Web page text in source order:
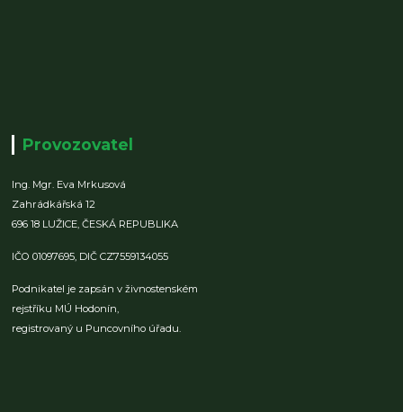
Provozovatel
Ing. Mgr. Eva Mrkusová
Zahrádkářská 12
696 18 LUŽICE,ČESKÁ REPUBLIKA
IČO 01097695, DIČ CZ7559134055
Podnikatel je zapsán v živnostenském
rejstříku MÚ Hodonín,
registrovaný u Puncovního úřadu.